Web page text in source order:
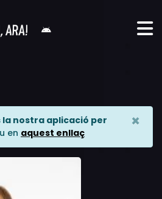
nostra aplicació per
en aquest enllaç
×